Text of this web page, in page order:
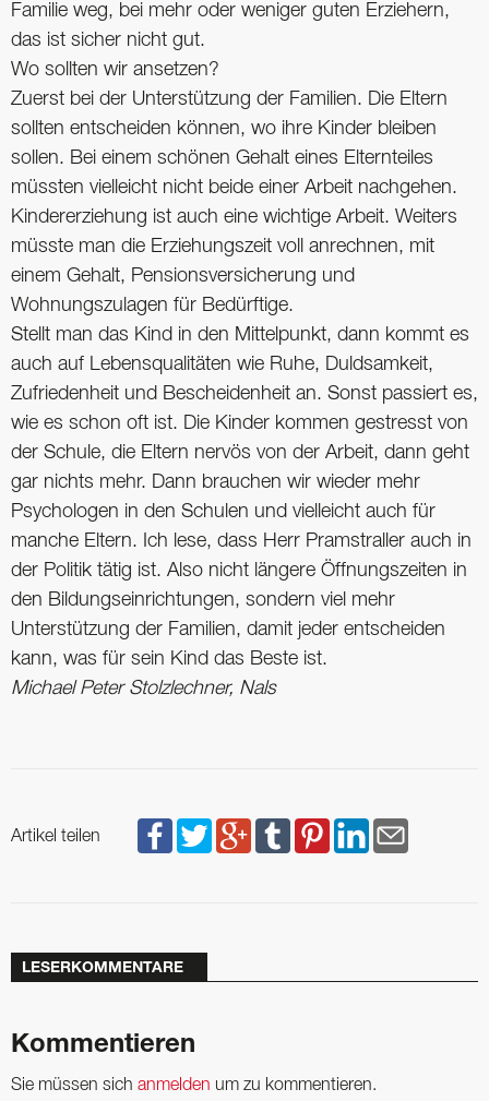
Familie weg, bei mehr oder weniger guten Erziehern,
das ist sicher nicht gut.
Wo sollten wir ansetzen?
Zuerst bei der Unterstützung der Familien. Die Eltern
sollten entscheiden können, wo ihre Kinder bleiben
sollen. Bei einem schönen Gehalt eines Elternteiles
müssten vielleicht nicht beide einer Arbeit nachgehen.
Kindererziehung ist auch eine wichtige Arbeit. Weiters
müsste man die Erziehungszeit voll anrechnen, mit
einem Gehalt, Pensionsversicherung und
Wohnungszulagen für Bedürftige.
Stellt man das Kind in den Mittelpunkt, dann kommt es
auch auf Lebensqualitäten wie Ruhe, Duldsamkeit,
Zufriedenheit und Bescheidenheit an. Sonst passiert es,
wie es schon oft ist. Die Kinder kommen gestresst von
der Schule, die Eltern nervös von der Arbeit, dann geht
gar nichts mehr. Dann brauchen wir wieder mehr
Psychologen in den Schulen und vielleicht auch für
manche Eltern. Ich lese, dass Herr Pramstraller auch in
der Politik tätig ist. Also nicht längere Öffnungszeiten in
den Bildungseinrichtungen, sondern viel mehr
Unterstützung der Familien, damit jeder entscheiden
kann, was für sein Kind das Beste ist.
Michael Peter Stolzlechner, Nals
Artikel teilen
LESERKOMMENTARE
Kommentieren
Sie müssen sich anmelden um zu kommentieren.